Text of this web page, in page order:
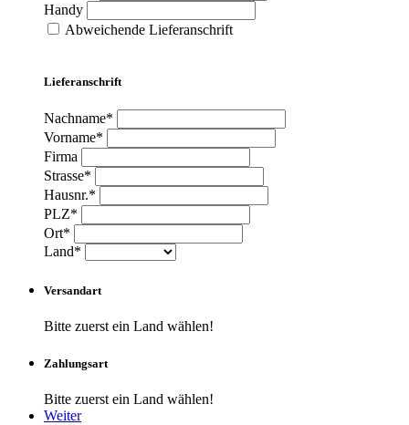
Handy
Abweichende Lieferanschrift
Lieferanschrift
Nachname*
Vorname*
Firma
Strasse*
Hausnr.*
PLZ*
Ort*
Land*
Versandart
Bitte zuerst ein Land wählen!
Zahlungsart
Bitte zuerst ein Land wählen!
Weiter